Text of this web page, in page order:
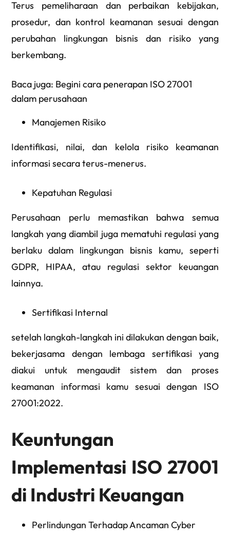
Terus pemeliharaan dan perbaikan kebijakan,
prosedur, dan kontrol keamanan sesuai dengan
perubahan lingkungan bisnis dan risiko yang
berkembang.
Baca juga: Begini cara penerapan ISO 27001
dalam perusahaan
Manajemen Risiko
Identifikasi, nilai, dan kelola risiko keamanan
informasi secara terus-menerus.
Kepatuhan Regulasi
Perusahaan perlu memastikan bahwa semua
langkah yang diambil juga mematuhi regulasi yang
berlaku dalam lingkungan bisnis kamu, seperti
GDPR, HIPAA, atau regulasi sektor keuangan
lainnya.
Sertifikasi Internal
setelah langkah-langkah ini dilakukan dengan baik,
bekerjasama dengan lembaga sertifikasi yang
diakui untuk mengaudit sistem dan proses
keamanan informasi kamu sesuai dengan ISO
27001:2022.
Keuntungan
Implementasi ISO 27001
di Industri Keuangan
Perlindungan Terhadap Ancaman Cyber